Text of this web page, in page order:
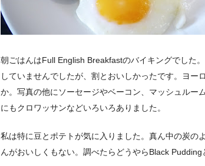
朝ごはんはFull English Breakfastのバイキングでした
していませんでしたが、割とおいしかったです。ヨー
か。写真の他にソーセージやベーコン、マッシュルー
にもクロワッサンなどいろいろありました。
私は特に豆とポテトが気に入りました。真ん中の炭の
んがおいしくもない。調べたらどうやらBlack Pudding